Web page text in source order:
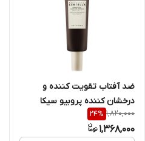
ضد آفتاب تقویت کننده و
درخشان کننده پروبیو سیکا
اسکین 1004 حجم 50میل
1,820,000
24%
1,368,000